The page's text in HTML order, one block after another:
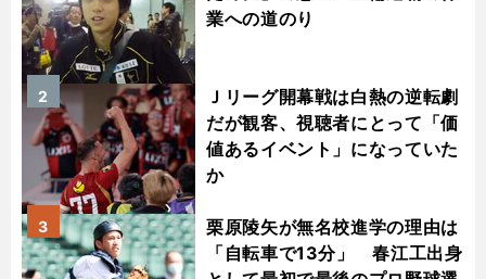
業への道のり
Ｊリーグ開幕戦は白熱の逆転劇
だが観客、視聴者にとって「価
値あるイベント」になっていた
か
2
栗原陵矢が無名校進学の理由は
「自転車で13分」 春江工出身
3